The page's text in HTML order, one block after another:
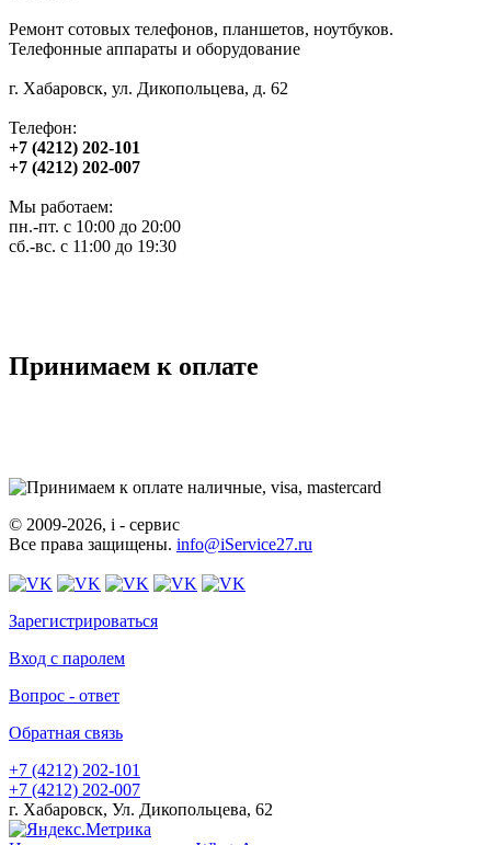
Ремонт сотовых телефонов, планшетов, ноутбуков.
Телефонные аппараты и оборудование
г. Хабаровск, ул. Дикопольцева, д. 62
Телефон:
+7 (4212) 202-101
+7 (4212) 202-007
Мы работаем:
пн.-пт. с 10:00 до 20:00
сб.-вс. с 11:00 до 19:30
Принимаем к оплате
© 2009-2026, i - сервис
Все права защищены. info@iService27.ru
Зарегистрироваться
Вход с паролем
Вопрос - ответ
Обратная связь
+7 (4212) 202-101
+7 (4212) 202-007
г. Хабаровск, Ул. Дикопольцева, 62